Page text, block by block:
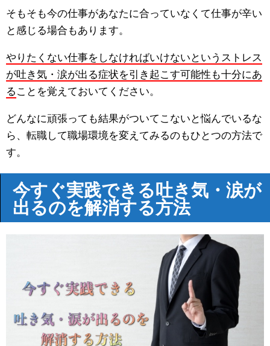
そもそも今の仕事があなたに合っていなくて仕事が辛い
と感じる場合もあります。
やりたくない仕事をしなければいけないというストレス
が吐き気・涙が出る症状を引き起こす可能性も十分にあ
る ことを覚えておいてください。
どんなに頑張っても結果がついてこないと悩んでいるな
ら、転職して職場環境を変えてみるのもひとつの方法で
す。
今すぐ実践できる吐き気・涙が
出るのを解消する方法